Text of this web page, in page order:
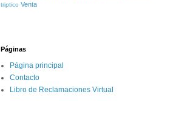
triptico Venta
Páginas
Página principal
Contacto
Libro de Reclamaciones Virtual